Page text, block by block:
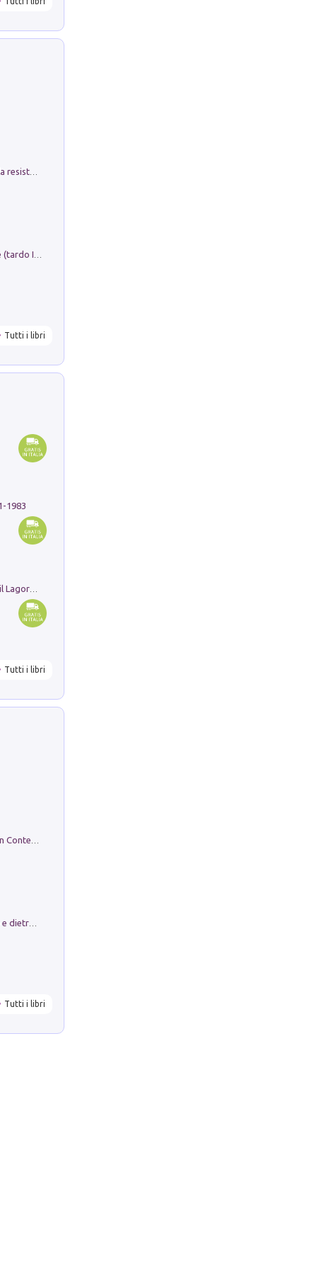
Memorial Santa Giulia. Sculture per la resistenza Monchio di Palagano
Tutti i libri
1983
Tutti i libri
in alto! Livello A1. Con CD-Audio. Con Contenuto digitale per accesso on line
Tutti i libri